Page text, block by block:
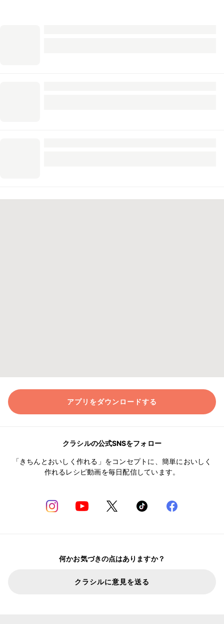
アプリをダウンロードする
クラシルの公式SNSをフォロー
「きちんとおいしく作れる」をコンセプトに、簡単においしく
作れるレシピ動画を毎日配信しています。
何かお気づきの点はありますか？
クラシルに意見を送る